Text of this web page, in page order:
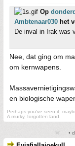
Op
Ambtenaar030 het
De inval in Irak was
Nee, dat ging om
om kernwapens.
en biologische
Perhaps you've seen it,
A murky, forgotten land.
•